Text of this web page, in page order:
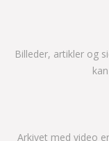
Billeder, artikler og
Arkivet med video